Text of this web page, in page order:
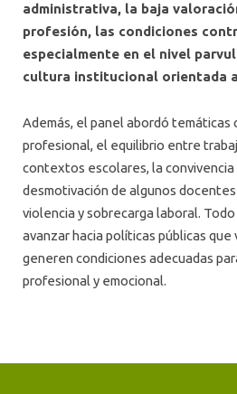
administrativa, la baja
profesión, las condiciones
especialmente en el nivel
cultura institucional orientada
Además, el panel abordó temáticas
profesional, el equilibrio entre
contextos escolares, la
desmotivación de algunos
violencia y sobrecarga laboral.
avanzar hacia políticas públicas
generen condiciones adecuadas
profesional y emocional.